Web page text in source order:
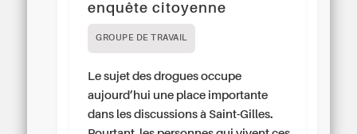
enquête citoyenne
GROUPE DE TRAVAIL
Le sujet des drogues occupe
aujourd’hui une place importante
dans les discussions à Saint-Gilles.